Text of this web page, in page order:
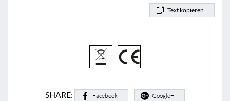
Text kopieren
SHARE: Facebook Google+